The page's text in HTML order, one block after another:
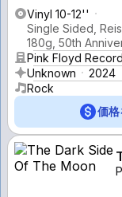
Vinyl 10-12''
Single Sided,
180g, 50th
Pink Floyd
Unknown
2024
Rock
価格